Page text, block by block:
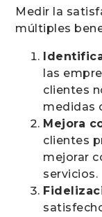
Medir la
múltiples
las
clientes
medidas
Mejora
clientes
mejorar
servicios.